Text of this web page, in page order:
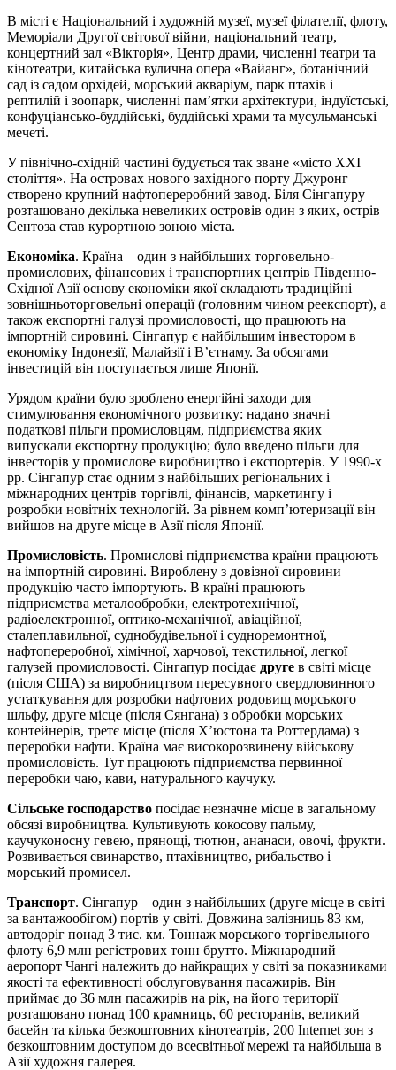
В місті є Національний і художній музеї, музеї філателії, флоту,
Меморіали Другої світової війни, національний театр,
концертний зал «Вікторія», Центр драми, численні театри та
кінотеатри, китайська вулична опера «Вайанг», ботанічний
сад із садом орхідей, морський акваріум, парк птахів і
рептилій і зоопарк, численні пам’ятки архітектури, індуїстські,
конфуціансько-буддійські, буддійські храми та мусульманські
мечеті.
У північно-східній частині будується так зване «місто XXI
століття». На островах нового західного порту Джуронг
створено крупний нафтопереробний завод. Біля Сінгапуру
розташовано декілька невеликих островів один з яких, острів
Сентоза став курортною зоною міста.
Економіка. Країна – один з найбільших торговельно-
промислових, фінансових і транспортних центрів Південно-
Східної Азії основу економіки якої складають традиційні
зовнішньоторговельні операції (головним чином реекспорт), а
також експортні галузі промисловості, що працюють на
імпортній сировині. Сінгапур є найбільшим інвестором в
економіку Індонезії, Малайзії і В’єтнаму. За обсягами
інвестицій він поступається лише Японії.
Урядом країни було зроблено енергійні заходи для
стимулювання економічного розвитку: надано значні
податкові пільги промисловцям, підприємства яких
випускали експортну продукцію; було введено пільги для
інвесторів у промислове виробництво і експортерів. У 1990-х
рр. Сінгапур стає одним з найбільших регіональних і
міжнародних центрів торгівлі, фінансів, маркетингу і
розробки новітніх технологій. За рівнем комп’ютеризації він
вийшов на друге місце в Азії після Японії.
Промисловість. Промислові підприємства країни працюють
на імпортній сировині. Вироблену з довізної сировини
продукцію часто імпортують. В країні працюють
підприємства металообробки, електротехнічної,
радіоелектронної, оптико-механічної, авіаційної,
сталеплавильної, суднобудівельної і судноремонтної,
нафтопереробної, хімічної, харчової, текстильної, легкої
галузей промисловості. Сінгапур посідає друге в світі місце
(після США) за виробництвом пересувного свердловинного
устаткування для розробки нафтових родовищ морського
шльфу, друге місце (після Сянгана) з обробки морських
контейнерів, третє місце (після Х’юстона та Роттердама) з
переробки нафти. Країна має високорозвинену військову
промисловість. Тут працюють підприємства первинної
переробки чаю, кави, натурального каучуку.
Сільське господарство посідає незначне місце в загальному
обсязі виробництва. Культивують кокосову пальму,
каучуконосну гевею, прянощі, тютюн, ананаси, овочі, фрукти.
Розвивається свинарство, птахівництво, рибальство і
морський промисел.
Транспорт. Сінгапур – один з найбільших (друге місце в світі
за вантажообігом) портів у світі. Довжина залізниць 83 км,
автодоріг понад 3 тис. км. Тоннаж морського торгівельного
флоту 6,9 млн регістрових тонн брутто. Міжнародний
аеропорт Чангі належить до найкращих у світі за показниками
якості та ефективності обслуговування пасажирів. Він
приймає до 36 млн пасажирів на рік, на його території
розташовано понад 100 крамниць, 60 ресторанів, великий
басейн та кілька безкоштовних кінотеатрів, 200 Internet зон з
безкоштовним доступом до всесвітньої мережі та найбільша в
Азії художня галерея.